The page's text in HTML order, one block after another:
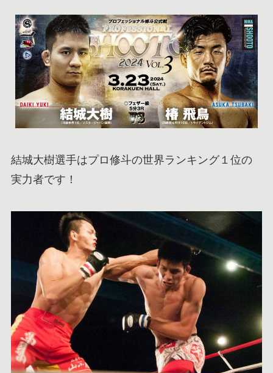
結城大樹選手はプロ修斗の世界ランキング１位の
実力者です！